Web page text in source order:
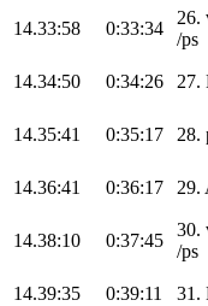
14.33:58 0:33:34
26.
/ps
14.34:50 0:34:26 27.
14.35:41 0:35:17 28.
14.36:41 0:36:17 29.
14.38:10 0:37:45
30.
/ps
14.39:35 0:39:11 31.